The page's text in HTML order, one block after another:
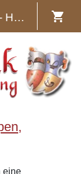
Familiennamen & Wappen - Heraldik
eine